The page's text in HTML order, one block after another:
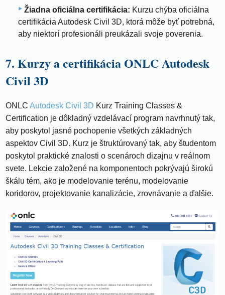
Žiadna oficiálna certifikácia: Kurzu chýba oficiálna
certifikácia Autodesk Civil 3D, ktorá môže byť potrebná,
aby niektorí profesionáli preukázali svoje poverenia.
7. Kurzy a certifikácia ONLC Autodesk
Civil 3D
ONLCAutodesk Civil 3D Kurz Training Classes &
Certification je dôkladný vzdelávací program navrhnutý tak,
aby poskytol jasné pochopenie všetkých základných
aspektov Civil 3D. Kurz je štruktúrovaný tak, aby študentom
poskytol praktické znalosti o scenároch dizajnu v reálnom
svete. Lekcie založené na komponentoch pokrývajú širokú
škálu tém, ako je modelovanie terénu, modelovanie
koridorov, projektovanie kanalizácie, zrovnávanie a ďalšie.